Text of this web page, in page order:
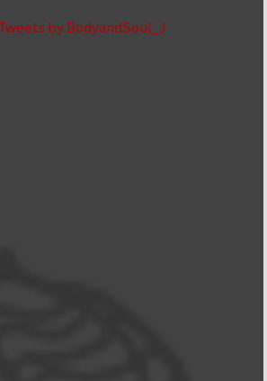
by BodyandSoul_J